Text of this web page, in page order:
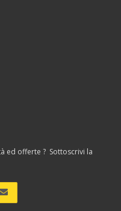
ed offerte ? Sottoscrivi la